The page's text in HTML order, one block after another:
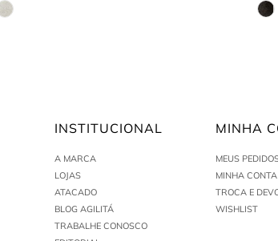
INSTITUCIONAL
A MARCA
LOJAS
ATACADO
BLOG AGILITÁ
TRABALHE CONOSCO
MINHA
MEUS
MINHA CONTA
TROCA E
WISHLIST